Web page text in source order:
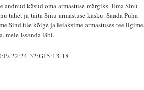
andnud käsud oma armastuse märgiks. Ilma Sinu
tahet ja täita Sinu armastuse käsku. Saada Püha
Sind üle kõige ja leiaksime armastuses tee
meie Issanda läbi.
22:24-32;Gl 5:13-18